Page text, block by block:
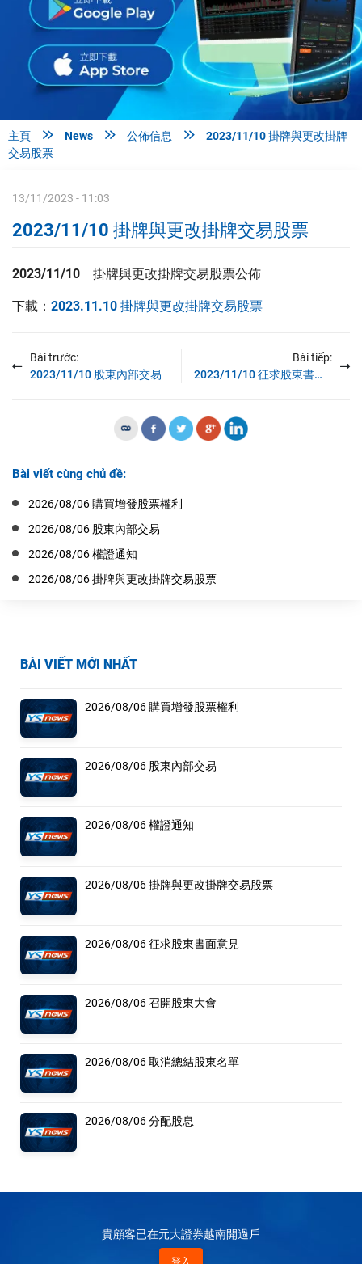
主頁  News  公佈信息 
2023/11/10 掛牌與更改掛牌
交易股票
BÀI VIẾT MỚI NHẤT
2026/08/06 購買增發股票權利
2026/08/06 股東內部交易
2026/08/06 權證通知
2026/08/06 掛牌與更改掛牌交易股票
2026/08/06 征求股東書面意見
2026/08/06 召開股東大會
2026/08/06 取消總結股東名單
2026/08/06 分配股息
貴顧客已在元大證券越南開過戶
登入
13/11/2023 - 11:03
2023/11/10 掛牌與更改掛牌交易股票
2023/11/10 掛牌與更改掛牌交易股票公佈
下載： 2023.11.10 掛牌與更改掛牌交易股票
Bài trước:
2023/11/10 股東內部交易
Bài tiếp:
2023/11/10 征求股東書面意見
Bài viết cùng chủ đề:
2026/08/06 購買增發股票權利
2026/08/06 股東內部交易
2026/08/06 權證通知
2026/08/06 掛牌與更改掛牌交易股票